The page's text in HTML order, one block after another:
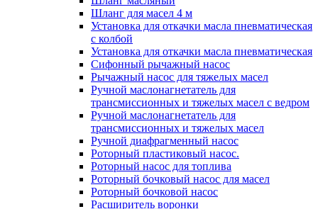
Шланг для масел 4 м
Установка для откачки масла пневматическая
с колбой
Установка для откачки масла пневматическая
Сифонный рычажный насос
Рычажный насос для тяжелых масел
Ручной маслонагнетатель для
трансмиссионных и тяжелых масел с ведром
Ручной маслонагнетатель для
трансмиссионных и тяжелых масел
Ручной диафрагменный насос
Роторный пластиковый насос.
Роторный насос для топлива
Роторный бочковый насос для масел
Роторный бочковой насос
Расширитель воронки